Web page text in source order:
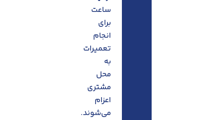
ساعت
برای
انجام
تعمیرات
به
محل
مشتری
اعزام
می‌شوند.